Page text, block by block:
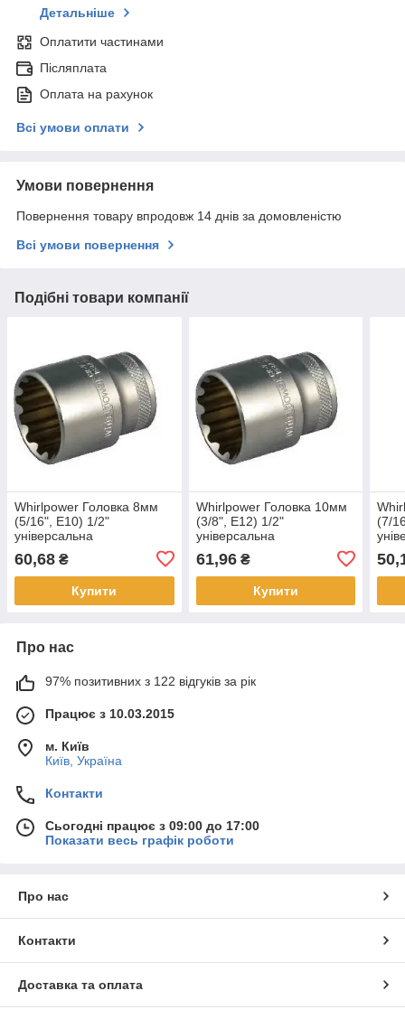
Детальніше
Оплатити частинами
Післяплата
Оплата на рахунок
Всі умови оплати
Умови повернення
Повернення товару впродовж 14 днів за домовленістю
Всі умови повернення
Подібні товари компанії
Whirlpower Головка 8мм
(5/16", Е10) 1/2"
універсальна
60,68 ₴
Купити
Whirlpower Головка 10мм
(3/8", Е12) 1/2"
універсальна
61,96₴
Купити
(7/
Про нас
97% позитивних з 122 відгуків за рік
Працює з 10.03.2015
м. Київ
Київ, Україна
Контакти
Сьогодні працює з 09:00 до 17:00
Показати весь графік роботи
Про нас
Контакти
Доставка та оплата